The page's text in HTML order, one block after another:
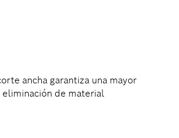
ancha garantiza una mayor
de material